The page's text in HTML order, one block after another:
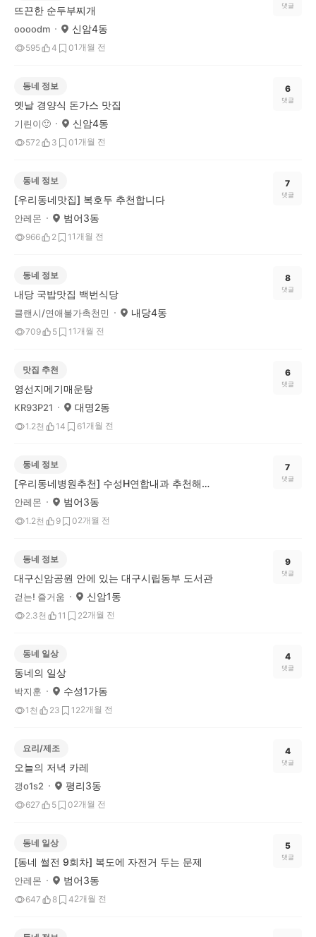
뜨끈한 순두부찌개
oooodm 신암4동
595 4 01개월 전
댓글
동네 정보
옛날 경양식 돈가스 맛집
기린이🙂 신암4동
572 3 01개월 전
6
댓글
동네 정보
[우리동네맛집] 복호두 추천합니다
안레몬 범어3동
966 2 1 1개월 전
7
댓글
동네 정보
내당 국밥맛집 백번식당
클랜시/연애불가촉천민 내당4동
709 5 1 1개월 전
8
댓글
맛집 추천
영선지메기매운탕
KR93P21 대명2동
1.2천 14 61개월 전
6
댓글
동네 정보
[우리동네병원추천] 수성H연합내과 추천해요!
안레몬 범어3동
1.2천 9 02개월 전
7
댓글
동네 정보
대구신암공원 안에 있는 대구시립동부 도서관
걷는! 즐거움 신암1동
2.3천 11 22개월 전
9
댓글
동네 일상
동네의 일상
박지훈 수성1가동
1천 23 122개월 전
4
댓글
요리/제조
오늘의 저녁 카레
갱o1s2 평리3동
627 5 02개월 전
4
댓글
동네 일상
[동네 썰전 9회차] 복도에 자전거 두는 문제
안레몬 범어3동
647 8 42개월 전
5
댓글